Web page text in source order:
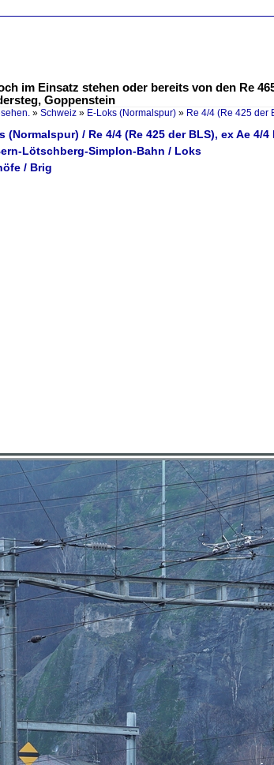
im Einsatz stehen oder bereits von den Re
Goppenstein
» Schweiz » E-Loks (Normalspur) » Re 4/4 (Re 425 der
(Normalspur) / Re 4/4 (Re 425 der BLS), ex Ae 4/4
Lötschberg-Simplon-Bahn / Loks
/ Brig